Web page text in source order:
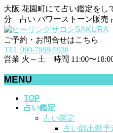
大阪 花園町にて占い鑑定をし
分 占い パワーストーン販売
ご予約・お問合せはこちら
TEL 090-7888-5928
営業 火～土 時間 11:00〜
MENU
TOP
占い鑑定
占い鑑定
占い師出勤予